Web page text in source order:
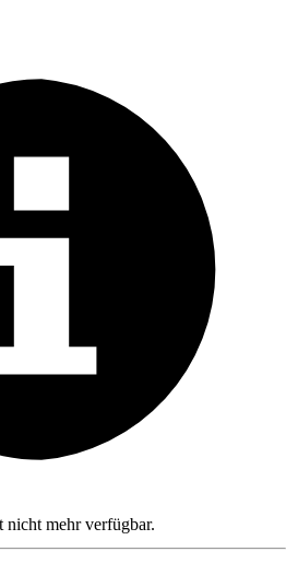
mehr verfügbar.